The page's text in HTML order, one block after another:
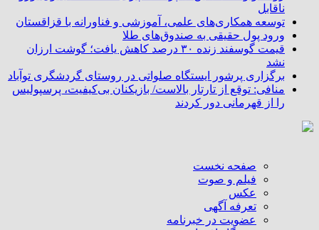
ناقابل
توسعه همکاری‌های علمی، آموزشی و فناورانه با قزاقستان
ورود پول حقیقی به صندوق‌های طلا
قیمت گوسفند زنده ۳۰ درصد کاهش یافت؛ گوشت ارزان
نشد
برگزاری پرشور ایستگاه صلواتی در روستای گردشگری توآباد
منافی: توقع از تارتار بالاست/ بازیکنان بی‌کیفیت، پرسپولیس
را از قهرمانی دور کردند
صفحه نخست
فیلم و صوت
عکس
تعرفه آگهی
عضویت در خبرنامه